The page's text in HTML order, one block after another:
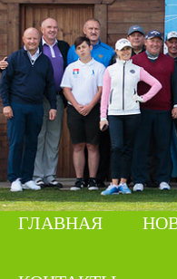
ГЛАВНАЯ